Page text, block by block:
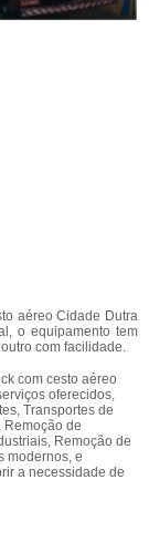
aéreo Cidade Dutra
o equipamento tem
com facilidade.
com cesto aéreo
oferecidos,
Transportes de
de
Remoção de
modernos, e
a necessidade de